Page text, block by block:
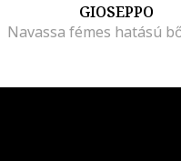
GIOSEPPO